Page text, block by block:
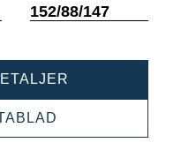
Verktygstips
152/88/147